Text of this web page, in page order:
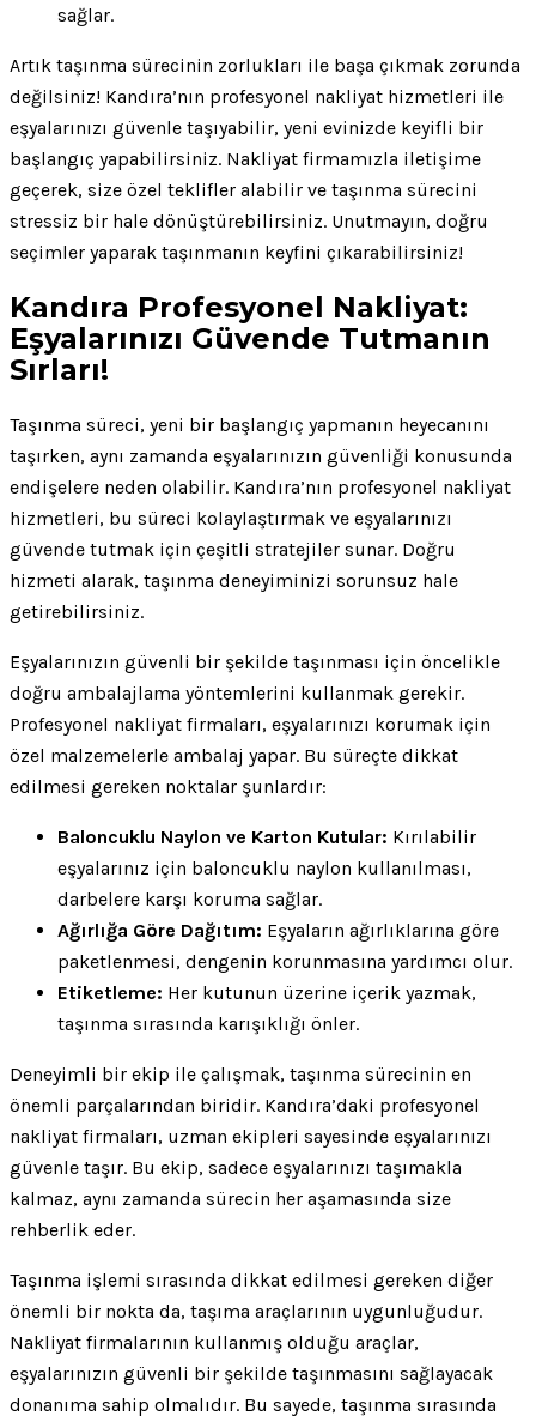
sağlar.
Artık taşınma sürecinin zorlukları ile başa çıkmak zorunda
değilsiniz! Kandıra’nın profesyonel nakliyat hizmetleri ile
eşyalarınızı güvenle taşıyabilir, yeni evinizde keyifli bir
başlangıç yapabilirsiniz. Nakliyat firmamızla iletişime
geçerek, size özel teklifler alabilir ve taşınma sürecini
stressiz bir hale dönüştürebilirsiniz. Unutmayın, doğru
seçimler yaparak taşınmanın keyfini çıkarabilirsiniz!
Kandıra Profesyonel Nakliyat:
Eşyalarınızı Güvende Tutmanın
Sırları!
Taşınma süreci, yeni bir başlangıç yapmanın heyecanını
taşırken, aynı zamanda eşyalarınızın güvenliği konusunda
endişelere neden olabilir. Kandıra’nın profesyonel nakliyat
hizmetleri, bu süreci kolaylaştırmak ve eşyalarınızı
güvende tutmak için çeşitli stratejiler sunar. Doğru
hizmeti alarak, taşınma deneyiminizi sorunsuz hale
getirebilirsiniz.
Eşyalarınızın güvenli bir şekilde taşınması için öncelikle
doğru ambalajlama yöntemlerini kullanmak gerekir.
Profesyonel nakliyat firmaları, eşyalarınızı korumak için
özel malzemelerle ambalaj yapar. Bu süreçte dikkat
edilmesi gereken noktalar şunlardır:
Baloncuklu Naylon ve Karton Kutular: Kırılabilir
eşyalarınız için baloncuklu naylon kullanılması,
darbelere karşı koruma sağlar.
Ağırlığa Göre Dağıtım: Eşyaların ağırlıklarına göre
paketlenmesi, dengenin korunmasına yardımcı olur.
Etiketleme: Her kutunun üzerine içerik yazmak,
taşınma sırasında karışıklığı önler.
Deneyimli bir ekip ile çalışmak, taşınma sürecinin en
önemli parçalarından biridir. Kandıra’daki profesyonel
nakliyat firmaları, uzman ekipleri sayesinde eşyalarınızı
güvenle taşır. Bu ekip, sadece eşyalarınızı taşımakla
kalmaz, aynı zamanda sürecin her aşamasında size
rehberlik eder.
Taşınma işlemi sırasında dikkat edilmesi gereken diğer
önemli bir nokta da, taşıma araçlarının uygunluğudur.
Nakliyat firmalarının kullanmış olduğu araçlar,
eşyalarınızın güvenli bir şekilde taşınmasını sağlayacak
donanıma sahip olmalıdır. Bu sayede, taşınma sırasında